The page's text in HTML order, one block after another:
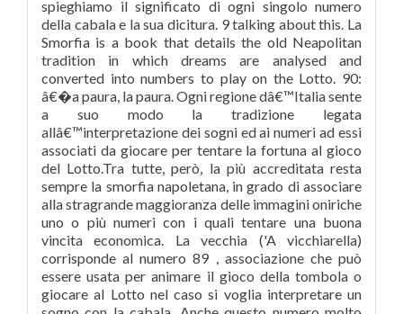
spieghiamo il significato di ogni singolo numero
della cabala e la sua dicitura. 9 talking about this. La
Smorfia is a book that details the old Neapolitan
tradition in which dreams are analysed and
converted into numbers to play on the Lotto. 90:
â€�a paura, la paura. Ogni regione dâ€™Italia sente
a suo modo la tradizione legata
allâ€™interpretazione dei sogni ed ai numeri ad essi
associati da giocare per tentare la fortuna al gioco
del Lotto.Tra tutte, però, la più accreditata resta
sempre la smorfia napoletana, in grado di associare
alla stragrande maggioranza delle immagini oniriche
uno o più numeri con i quali tentare una buona
vincita economica. La vecchia ('A vicchiarella)
corrisponde al numero 89 , associazione che può
essere usata per animare il gioco della tombola o
giocare al Lotto nel caso si voglia interpretare un